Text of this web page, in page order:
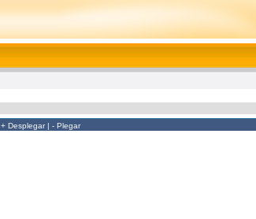
+ Desplegar| - Plegar